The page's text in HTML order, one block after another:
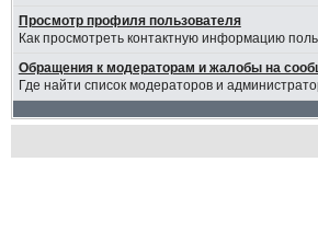
Просмотр профиля пользователя
Как просмотреть контактную информацию
Обращения к модераторам и жалобы на
Где найти список модераторов и